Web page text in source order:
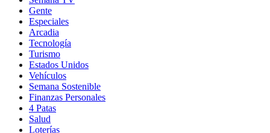
Gente
Especiales
Arcadia
Tecnología
Turismo
Estados Unidos
Vehículos
Semana Sostenible
Finanzas Personales
4 Patas
Salud
Loterías